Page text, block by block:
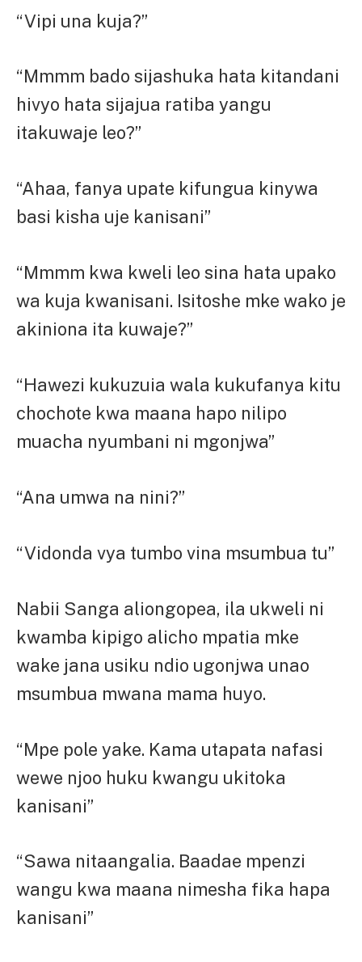
“Vipi una kuja?”
“Mmmm bado sijashuka hata kitandani
hivyo hata sijajua ratiba yangu
itakuwaje leo?”
“Ahaa, fanya upate kifungua kinywa
basi kisha uje kanisani”
“Mmmm kwa kweli leo sina hata upako
wa kuja kwanisani. Isitoshe mke wako je
akiniona ita kuwaje?”
“Hawezi kukuzuia wala kukufanya kitu
chochote kwa maana hapo nilipo
muacha nyumbani ni mgonjwa”
“Ana umwa na nini?”
“Vidonda vya tumbo vina msumbua tu”
Nabii Sanga aliongopea, ila ukweli ni
kwamba kipigo alicho mpatia mke
wake jana usiku ndio ugonjwa unao
msumbua mwana mama huyo.
“Mpe pole yake. Kama utapata nafasi
wewe njoo huku kwangu ukitoka
kanisani”
“Sawa nitaangalia. Baadae mpenzi
wangu kwa maana nimesha fika hapa
kanisani”